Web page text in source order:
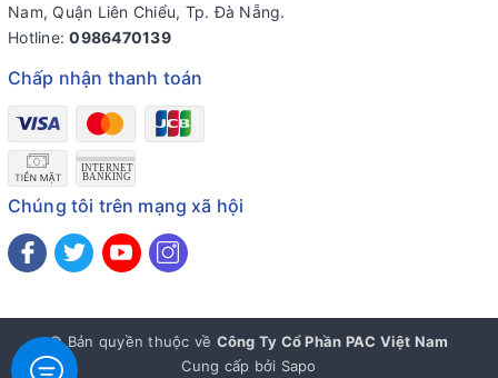
Nam, Quận Liên Chiểu, Tp. Đà Nẵng.
Hotline:0986470139
Chấp nhận thanh toán
Chúng tôi trên mạng xã hội
© Bản quyền thuộc về Công Ty Cổ Phần PAC Việt Nam
Cung cấp bởi Sapo